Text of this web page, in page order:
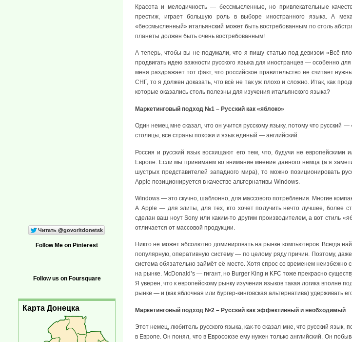
Красота и мелодичность — бессмысленные, но привлекательные
престиж, играет большую роль в выборе иностранного языка. А
«бессмысленный» итальянский может быть востребованным по столь
планеты должен быть очень востребованным!
А теперь, чтобы вы не подумали, что я пишу статью под девизом «Всё
продвигать идею важности русского языка для иностранцев — особенно
меня раздражает тот факт, что российское правительство не считает
СНГ, то я должен доказать, что всё не так уж плохо и сложно. Итак, как
которые оказались столь полезны для изучения итальянского языка?
Маркетинговый подход №1 – Русский как «яблоко»
Один немец мне сказал, что он учится русскому языку, потому что русский
столицы, все страны похожи и язык единый — английский.
Россия и русский язык восхищают его тем, что, будучи не
Европе. Если мы принимаем во внимание мнение данного немца (а я
шустрых представителей западного мира), то можно позиционировать
Apple позиционируется в качестве альтернативы Windows.
Windows — это скучно, шаблонно, для массового потребления. Многие
А Apple — для элиты, для тех, кто хочет получить нечто лучшее, более
сделан ваш ноут Sony или каким-то другим производителем, а вот стиль
отличается от массовой продукции.
Никто не может абсолютно доминировать на рынке компьютеров. Всегда
популярную, оперативную систему — по целому ряду причин. Поэтому,
система обязательно займёт её место. Хотя спрос со временем неизбежно
на рынке. McDonald’s — гигант, но Burger King и KFC тоже прекрасно
Я уверен, что к европейскому рынку изучения языков такая логика вполне
рынке — и (как яблочная или бургер-кинговская альтернатива) удерживать
Маркетинговый подход №2 – Русский как эффективный и необходимый
Этот немец, любитель русского языка, как-то сказал мне, что русский
в Европе. Он понял, что в Евросоюзе ему нужен только английский. Он
Follow Me on Pinterest
Follow us on Foursquare
Карта Донецка